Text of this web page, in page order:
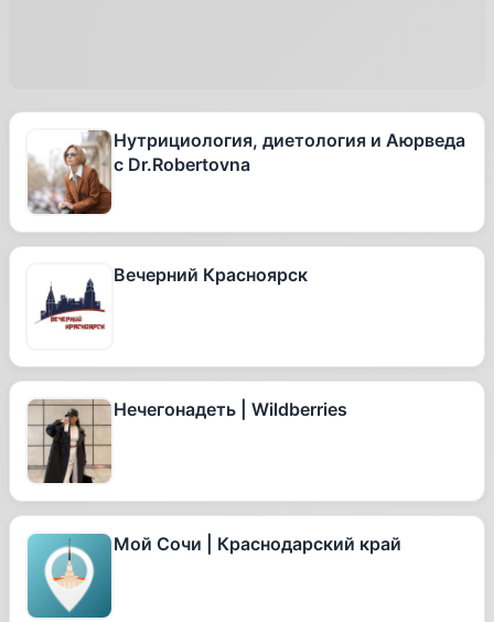
Нутрициология, диетология и Аюрведа
с Dr.Robertovna
Вечерний Красноярск
Нечегонадеть | Wildberries
Мой Сочи | Краснодарский край